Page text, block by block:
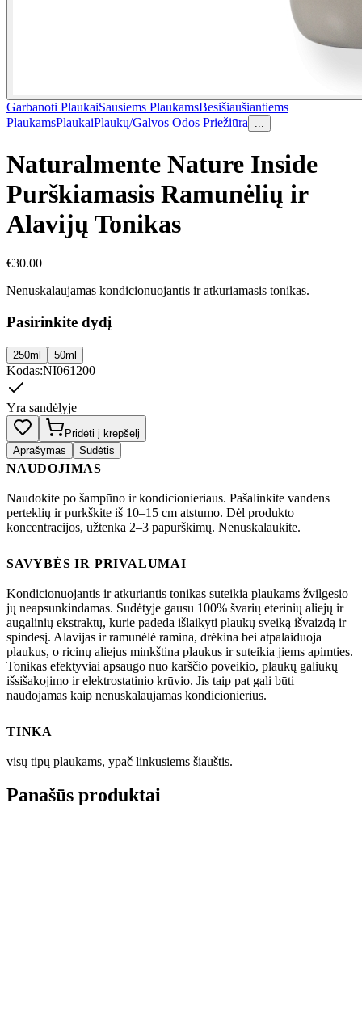
Garbanoti PlaukaiSausiems PlaukamsBesišiaušiantiems
PlaukamsPlaukaiPlaukų/Galvos Odos Priežiūra ...
Naturalmente Nature Inside
Purškiamasis Ramunėlių ir
Alavijų Tonikas
€30.00
Nenuskalaujamas kondicionuojantis ir atkuriamasis tonikas.
Pasirinkite dydį
250ml 50ml
Kodas:NI061200
Yra sandėlyje
Pridėti į krepšelį
Aprašymas
Sudėtis
NAUDOJIMAS
Naudokite po šampūno ir kondicionieriaus. Pašalinkite vandens
perteklių ir purkškite iš 10–15 cm atstumo. Dėl produkto
koncentracijos, užtenka 2–3 papurškimų. Nenuskalaukite.
SAVYBĖS IR PRIVALUMAI
Kondicionuojantis ir atkuriantis tonikas suteikia plaukams žvilgesio
jų neapsunkindamas. Sudėtyje gausu 100% švarių eterinių aliejų ir
augalinių ekstraktų, kurie padeda išlaikyti plaukų sveiką išvaizdą ir
spindesį. Alavijas ir ramunėlė ramina, drėkina bei atpalaiduoja
plaukus, o ricinų aliejus minkština plaukus ir suteikia jiems apimties.
Tonikas efektyviai apsaugo nuo karščio poveikio, plaukų galiukų
išsišakojimo ir elektrostatinio krūvio. Jis taip pat gali būti
naudojamas kaip nenuskalaujamas kondicionierius.
TINKA
visų tipų plaukams, ypač linkusiems šiauštis.
Panašūs produktai